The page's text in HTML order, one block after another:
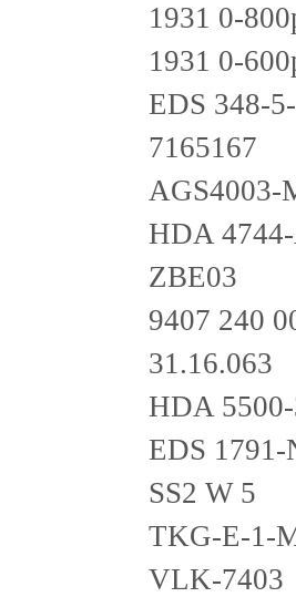
1931 0-
1931 0-
EDS 348-
7165167
AGS4003-
HDA
ZBE03
9407 240
31.16.063
HDA
EDS
SS2 W 5
TKG-E-1-
VLK-7403